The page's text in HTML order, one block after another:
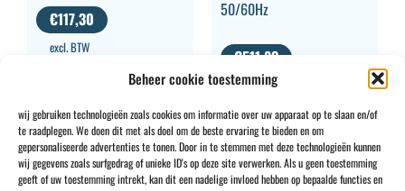
Beheer cookie toestemming
wij gebruiken technologieën zoals cookies om informatie over uw apparaat op te slaan en/of
te raadplegen. We doen dit met als doel om de beste ervaring te bieden en om
gepersonaliseerde advertenties te tonen. Door in te stemmen met deze technologieën kunnen
wij gegevens zoals surfgedrag of unieke ID's op deze site verwerken. Als u geen toestemming
geeft of uw toestemming intrekt, kan dit een nadelige invloed hebben op bepaalde functies en
€117,30
excl. BTW
50/60Hz
€511,83
excl. BTW